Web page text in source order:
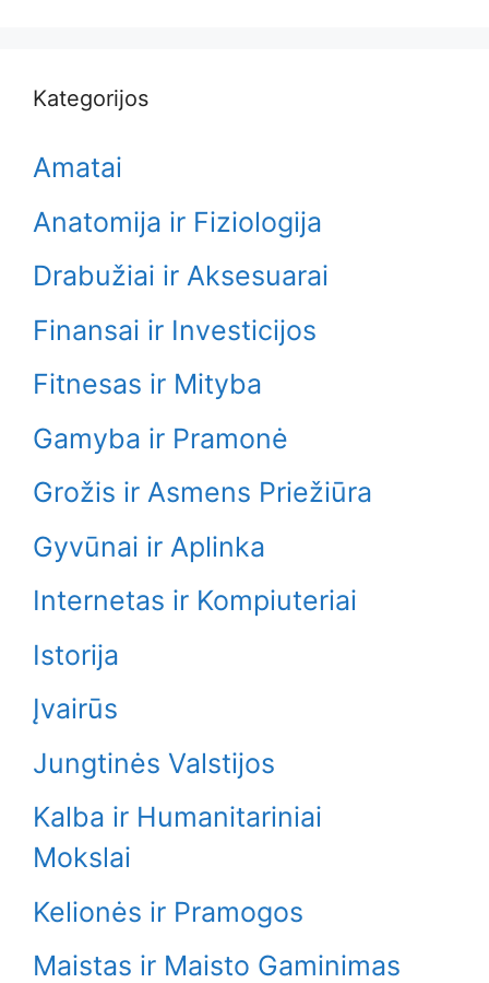
Kategorijos
Amatai
Anatomija ir Fiziologija
Drabužiai ir Aksesuarai
Finansai ir Investicijos
Fitnesas ir Mityba
Gamyba ir Pramonė
Grožis ir Asmens Priežiūra
Gyvūnai ir Aplinka
Internetas ir Kompiuteriai
Istorija
Įvairūs
Jungtinės Valstijos
Kalba ir Humanitariniai
Mokslai
Kelionės ir Pramogos
Maistas ir Maisto Gaminimas